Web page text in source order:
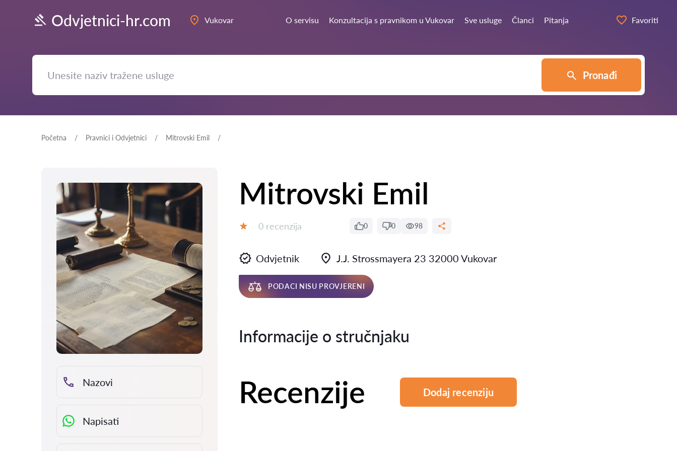
Odvjetnici-hr.com Vukovar O servisu Konzultacija s pravnikom u Vukovar Sve usluge Članci Pitanja Favoriti
Pronađi
Početna Pravnici i Odvjetnici Mitrovski Emil
Nazovi
Napisati
Mitrovski Emil
Recenzija:
0 recenzija 0 0 98
Odvjetnik J.J. Strossmayera 23 32000 Vukovar
PODACI NISU PROVJERENI
Informacije o stručnjaku
Recenzije Dodaj recenziju